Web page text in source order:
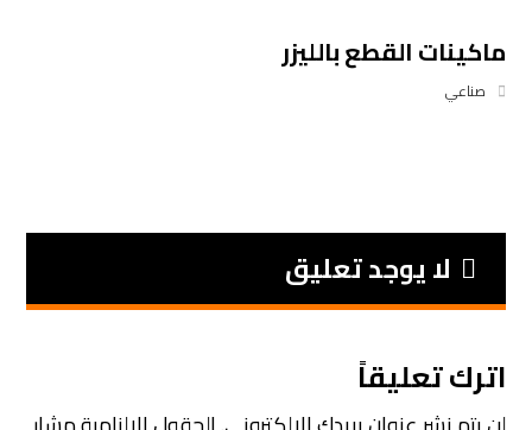
ماكينات القطع بالليزر
صناعي
لا يوجد تعليق
اترك تعليقاً